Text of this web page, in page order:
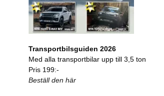
Transportbilsguiden 2026
Med alla transportbilar upp till 3,5 ton
Pris 199:-
Beställ den här